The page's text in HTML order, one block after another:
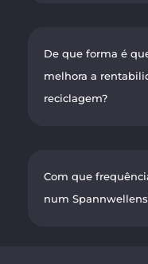
De que forma é
melhora a
reciclagem?
Com que
num